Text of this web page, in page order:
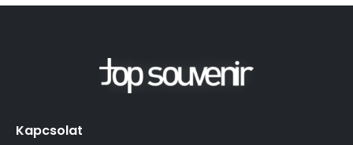
Kapcsolat